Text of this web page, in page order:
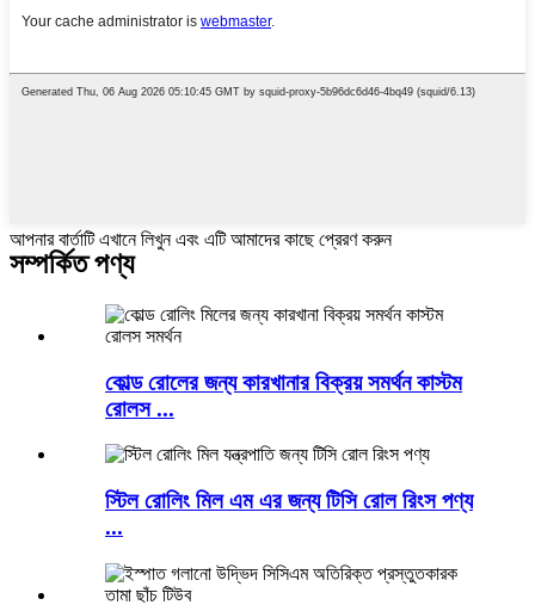
আপনার বার্তাটি এখানে লিখুন এবং এটি আমাদের কাছে প্রেরণ করুন
সম্পর্কিত পণ্য
কোল্ড রোলের জন্য কারখানার বিক্রয় সমর্থন কাস্টম
রোলস ...
স্টিল রোলিং মিল এম এর জন্য টিসি রোল রিংস পণ্য
...